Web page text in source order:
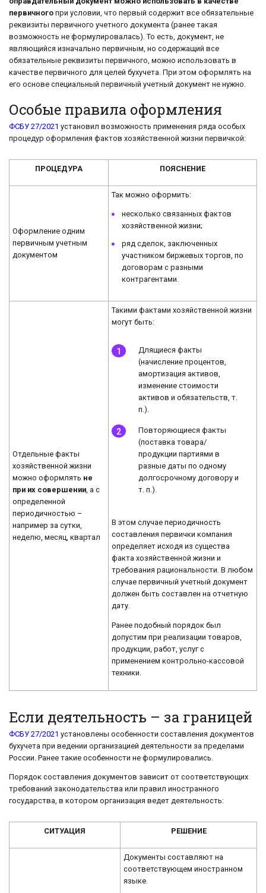
первичного при условии, что первый содержит все обязательные
реквизиты первичного учетного документа (ранее такая
возможность не формулировалась). То есть, документ, не
являющийся изначально первичным, но содержащий все
обязательные реквизиты первичного, можно использовать в
качестве первичного для целей бухучета. При этом оформлять на
его основе специальный первичный учетный документ не нужно.
Особые правила оформления
ФСБУ 27/2021 установил возможность применения ряда особых
процедур оформления фактов хозяйственной жизни первичкой:
ПРОЦЕДУРА ПОЯСНЕНИЕ
Оформление одним
первичным учетным
документом
Так можно оформить:
несколько связанных фактов
хозяйственной жизни;
ряд сделок, заключенных
участником биржевых торгов, по
договорам с разными
контрагентами.
Отдельные факты
хозяйственной жизни
можно оформлять не
при их совершении , а с
определенной
периодичностью –
например за сутки,
неделю, месяц, квартал
Такими фактами хозяйственной жизни
могут быть:
Длящиеся факты
(начисление процентов,
амортизация активов,
изменение стоимости
активов и обязательств, т.
п.).
Повторяющиеся факты
(поставка товара/
продукции партиями в
разные даты по одному
долгосрочному договору и
т. п.).
В этом случае периодичность
составления первички компания
определяет исходя из существа
факта хозяйственной жизни и
требования рациональности. В любом
случае первичный учетный документ
должен быть составлен на отчетную
дату.
Ранее подобный порядок был
допустим при реализации товаров,
продукции, работ, услуг с
применением контрольно-кассовой
техники.
Если деятельность – за границей
ФСБУ 27/2021 установлены особенности составления документов
бухучета при ведении организацией деятельности за пределами
России. Ранее такие особенности не формулировались.
Порядок составления документов зависит от соответствующих
требований законодательства или правил иностранного
государства, в котором организация ведет деятельность:
СИТУАЦИЯ РЕШЕНИЕ
Документы составляют на
соответствующем иностранном
языке.